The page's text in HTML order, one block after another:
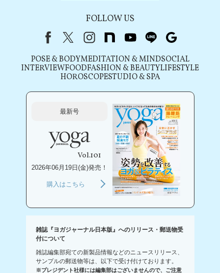
FOLLOW US
FacebookX（旧Twitter）
instagram
note youtubeline
POSE & BODYMEDITATION & MINDSOCIAL
INTERVIEWFOODFASHION & BEAUTYLIFESTYLE
HOROSCOPESTUDIO & SPA
最新号
Vol.101
2026年06月19日(金)発売！
購入はこちら
雑誌『ヨガジャーナル日本版』へのリリース・郵送物受
付について
雑誌編集部宛ての新製品情報などのニュースリリース、
サンプルの郵送物等は、以下で受け付けております。
※プレジデント社様には編集部はございませんので、ご注意